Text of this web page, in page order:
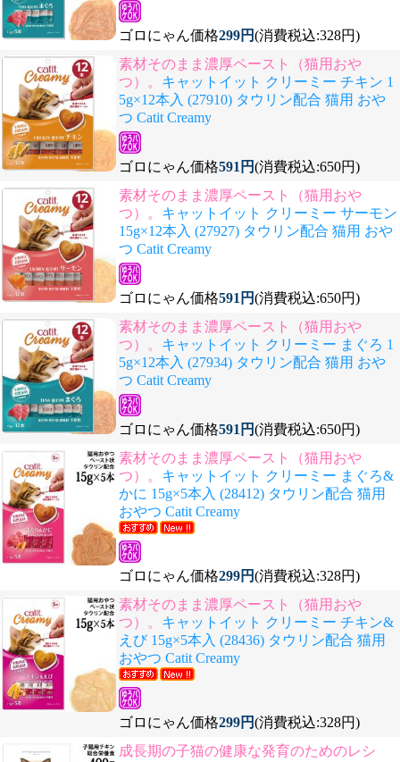
ゴロにゃん価格299円(消費税込:328円)
素材そのまま濃厚ペースト（猫用おや
つ）。 キャットイット クリーミー チキン 1
5g×12本入 (27910) タウリン配合 猫用 おや
つ Catit Creamy
ゴロにゃん価格591円(消費税込:650円)
素材そのまま濃厚ペースト（猫用おや
つ）。 キャットイット クリーミー サーモン
15g×12本入 (27927) タウリン配合 猫用 おや
つ Catit Creamy
ゴロにゃん価格591円(消費税込:650円)
素材そのまま濃厚ペースト（猫用おや
つ）。 キャットイット クリーミー まぐろ 1
5g×12本入 (27934) タウリン配合 猫用 おや
つ Catit Creamy
ゴロにゃん価格591円(消費税込:650円)
素材そのまま濃厚ペースト（猫用おや
つ）。 キャットイット クリーミー まぐろ&
かに 15g×5本入 (28412) タウリン配合 猫用
おやつ Catit Creamy
ゴロにゃん価格299円(消費税込:328円)
素材そのまま濃厚ペースト（猫用おや
つ）。 キャットイット クリーミー チキン&
えび 15g×5本入 (28436) タウリン配合 猫用
おやつ Catit Creamy
ゴロにゃん価格299円(消費税込:328円)
成長期の子猫の健康な発育のためのレシ